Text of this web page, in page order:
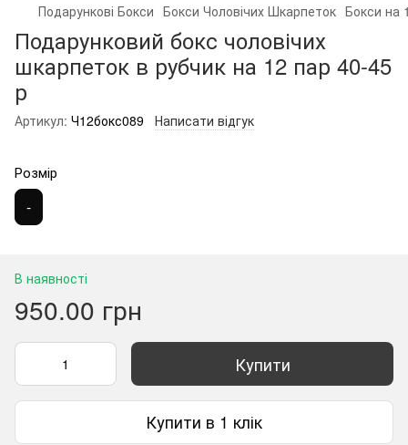
Подарункові Бокси Бокси Чоловічих Шкарпеток Бокси на
Подарунковий бокс чоловічих
шкарпеток в рубчик на 12 пар 40-45
р
Артикул: Ч12бокс089 Написати відгук
Розмір
-
В наявності
950.00 грн
Купити
Купити в 1 клік